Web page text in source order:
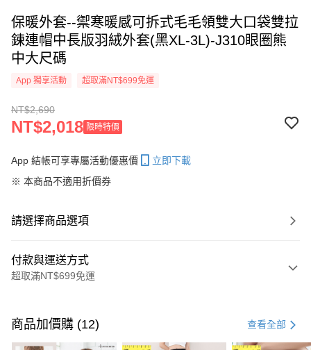
保暖外套--禦寒暖感可拆式毛毛領雙大口袋雙拉
鍊連帽中長版羽絨外套(黑XL-3L)-J310眼圈熊
中大尺碼
App 獨享活動 超取滿NT$699免運
NT$2,690
NT$2,018 限時特價
App 結帳可享專屬活動優惠價
立即下載
※ 本商品不適用折價券
請選擇商品選項
付款與運送方式
超取滿NT$699免運
信用卡一次付款
商品加價購 (12) 查看全部